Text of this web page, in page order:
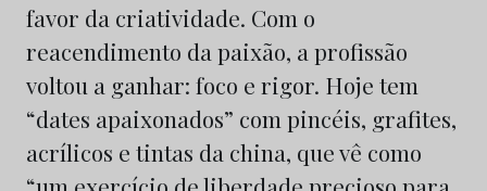
favor da criatividade. Com o
reacendimento da paixão, a profissão
voltou a ganhar: foco e rigor. Hoje tem
“dates apaixonados” com pincéis, grafites,
acrílicos e tintas da china, que vê como